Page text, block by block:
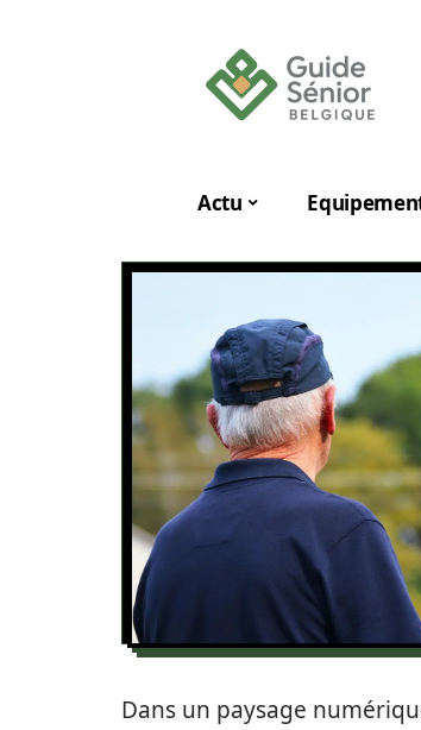
Actu
Dans un paysage